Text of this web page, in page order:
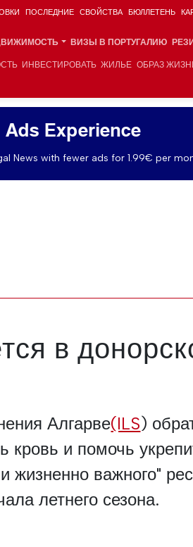
ПОСЛЕДНИЕ СВОЙСТВА БЮЛЛЕТЕНЬ
ВИЗЫ В ПОРТУГАЛИЮ
ИНВЕСТИРОВАТЬ ЖИЛЬЕ ОБРАЗ
Ads Experience
News with fewer ads for 1.99€ per
в
Алгарве(ILS)
кровь и помочь
жизненно важного"
летнего сезона.